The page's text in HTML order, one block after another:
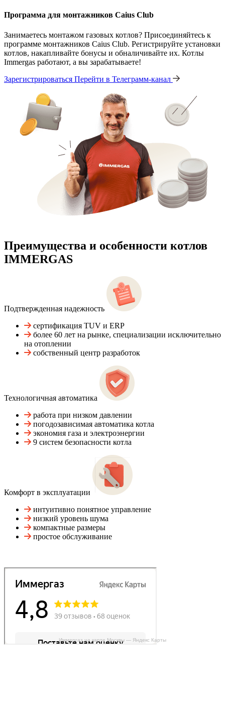
Программа для монтажников Caius Club
Занимаетесь монтажом газовых котлов? Присоединяйтесь к
программе монтажников Caius Club. Регистрируйте установки
котлов, накапливайте бонусы и обналичивайте их. Котлы
Immergas работают, а вы зарабатываете!
Зарегистрироваться Перейти в Телеграмм-канал
Преимущества и особенности котлов
IMMERGAS
Подтвержденная надежность
сертификация TUV и ERP
более 60 лет на рынке, специализации исключительно
на отоплении
собственный центр разработок
Технологичная автоматика
работа при низком давлении
погодозависимая автоматика котла
экономия газа и электроэнергии
9 систем безопасности котла
Комфорт в эксплуатации
интуитивно понятное управление
низкий уровень шума
компактные размеры
простое обслуживание
Иммергаз на карте Москвы — Яндекс Карты